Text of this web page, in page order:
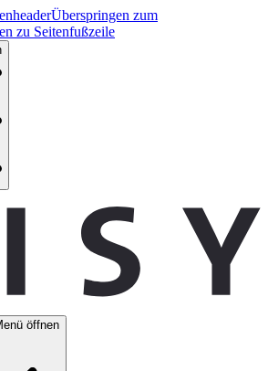
Überspringen zum
zu Seitenfußzeile
öffnen